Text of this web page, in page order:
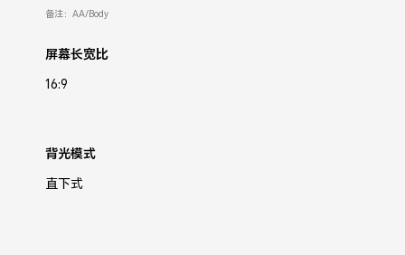
备注：AA/Body
屏幕长宽比
16:9
背光模式
直下式